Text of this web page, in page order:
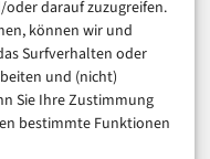
darauf zuzugreifen.
können wir und
Surfverhalten oder
und (nicht)
Sie Ihre Zustimmung
bestimmte Funktionen